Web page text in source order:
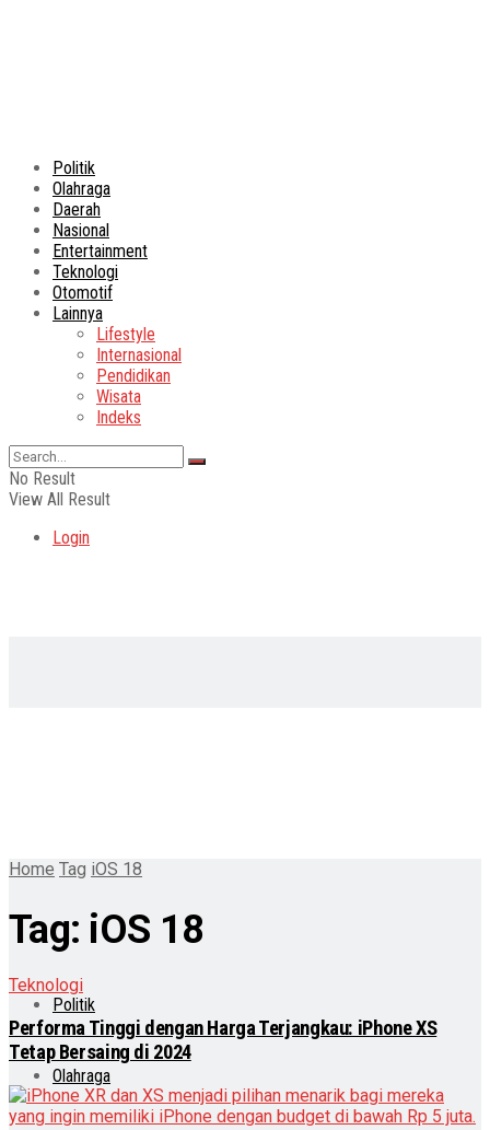
Politik
Olahraga
Daerah
Nasional
Entertainment
Teknologi
Otomotif
Lainnya
Lifestyle
Internasional
Pendidikan
Wisata
Indeks
No Result
View All Result
Login
Politik
Olahraga
Home Tag iOS 18
Tag: iOS 18
Teknologi
Performa Tinggi dengan Harga Terjangkau: iPhone XS
Tetap Bersaing di 2024